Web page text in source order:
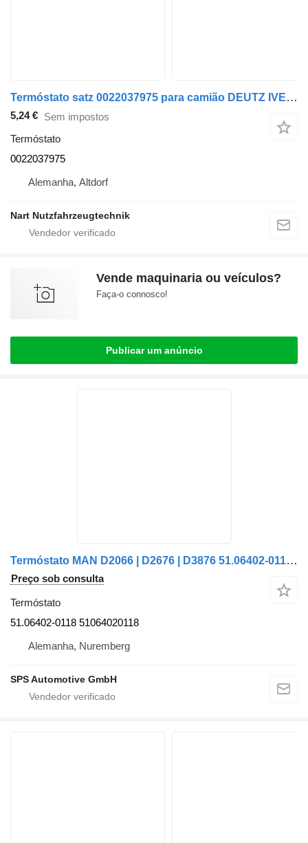
Termóstato satz 0022037975 para camião DEUTZ IVECO MAN MERCEDES
5,24 € Sem impostos
Termóstato
0022037975
Alemanha, Altdorf
Nart Nutzfahrzeugtechnik
Vende maquinaria ou veículos?
Faça-o connosco!
Publicar um anúncio
Termóstato MAN D2066 | D2676 | D3876 51.06402-0118 51064020118 para camião MAN
Preço sob consulta
Termóstato
51.06402-0118 51064020118
Alemanha, Nuremberg
SPS Automotive GmbH